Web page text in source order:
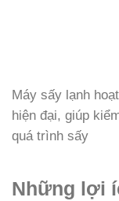
Máy sấy lạnh
hiện đại, giúp
quá trình sấy
Những lợi